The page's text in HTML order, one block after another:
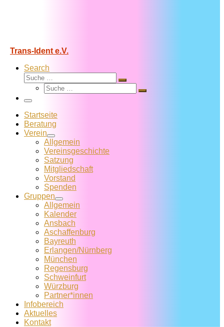
Trans-Ident e.V.
Search
Suche
Suche
Suche
Suche
Menü
Startseite
Beratung
Verein
Allgemein
Vereins­geschichte
Satzung
Mitglied­schaft
Vorstand
Spenden
Gruppen
Allgemein
Kalender
Ansbach
Aschaffenburg
Bayreuth
Erlangen/Nürnberg
München
Regensburg
Schweinfurt
Würzburg
Partner*innen
Infobereich
Aktuelles
Kontakt